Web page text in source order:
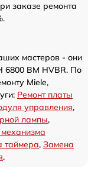
заказе ремонта
мастеров - они
6800 BM HVBR. По
Miele,
Ремонт платы
управления,
лампы,
таймера, Замена
.